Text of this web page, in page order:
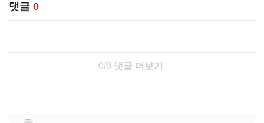
댓글 0
0/0 댓글 더보기